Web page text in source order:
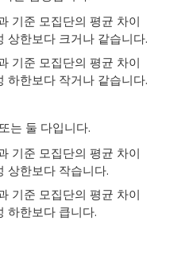
기준 모집단의 평균 차이
상한보다 크거나 같습니다.
기준 모집단의 평균 차이
하한보다 작거나 같습니다.
는 둘 다입니다.
기준 모집단의 평균 차이
상한보다 작습니다.
기준 모집단의 평균 차이
하한보다 큽니다.